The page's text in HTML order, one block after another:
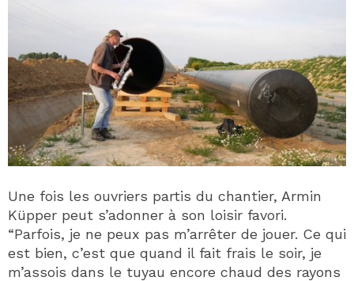
Une fois les ouvriers partis du chantier, Armin
Küpper peut s’adonner à son loisir favori.
“Parfois, je ne peux pas m’arrêter de jouer. Ce qui
est bien, c’est que quand il fait frais le soir, je
m’assois dans le tuyau encore chaud des rayons